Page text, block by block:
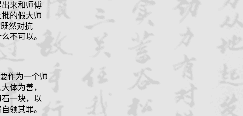
来和师傅
的假大师
然对抗
不可以。
作为一个师
体为善，
一块，以
领其罪。